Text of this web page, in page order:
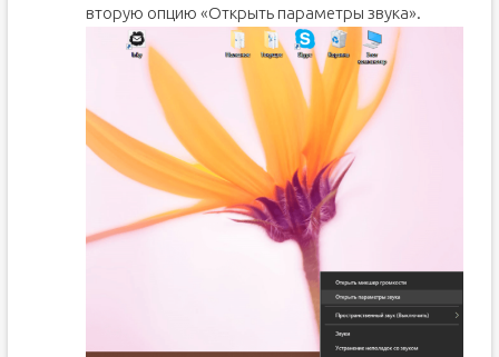
вторую опцию «Открыть параметры звука».